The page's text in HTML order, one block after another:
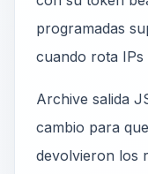
programadas
cuando rota
Archive salida
cambio para
devolvieron los